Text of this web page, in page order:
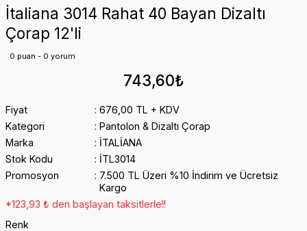
İtaliana 3014 Rahat 40 Bayan Dizaltı
Çorap 12'li
0 puan - 0 yorum
743,60₺
Fiyat
676,00 TL + KDV
Kategori
Pantolon & Dizaltı Çorap
Marka
İTALİANA
Stok Kodu
İTL3014
Promosyon
7.500 TL Üzeri %10 İndirim ve Ücretsiz
Kargo
*123,93 ₺ den başlayan taksitlerle!!
Renk